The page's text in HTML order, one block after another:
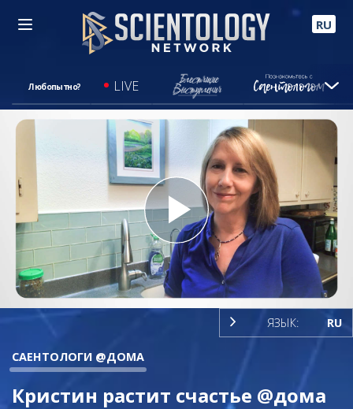
RU
Любопытно? LIVE
Play
Video
ЯЗЫК: RU
САЕНТОЛОГИ @ДОМА
Кристин растит счастье @дома